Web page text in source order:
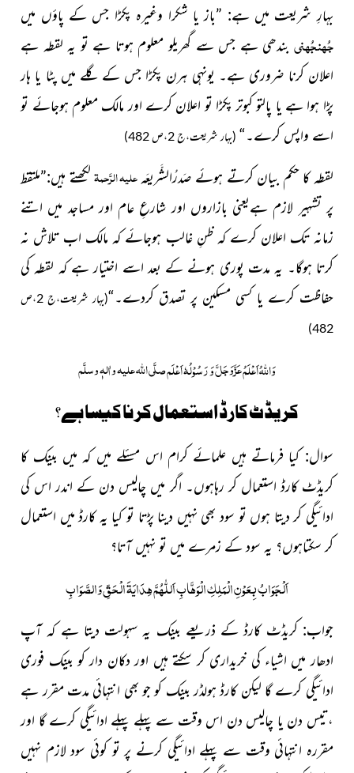
بہارِ شریعت میں ہے: ”باز یا شکرا وغیرہ پکڑا جس کے پاؤں میں
جُھنجُھنی بندھی ہے جس سے گھریلو معلوم ہوتا ہے تو یہ لقطہ ہے
اعلان کرنا ضروری ہے۔ یونہی ہرن پکڑا جس کے گلے میں پٹا یا ہار
پڑا ہوا ہے یا پالتو کبوتر پکڑا تو اعلان کرے اور مالک معلوم ہوجائے تو
اسے واپس کرے۔“ (بہار شریعت،ج 2،ص 482)
لقطہ کا حکم بیان کرتے ہوئے صَدرُالشَّریعَہعلیہ الرَّحمۃلکھتے ہیں:”ملتقط
پر تشہیر لازم ہےیعنی بازاروں اور شارعِ عام اور مساجد میں اتنے
زمانہ تک اعلان کرے کہ ظنِ غالب ہوجائے کہ مالک اب تلاش نہ
کرتا ہوگا۔ یہ مدت پوری ہونے کے بعد اسے اختیار ہے کہ لقطہ کی
حفاظت کرے یا کسی مسکین پر تصدق کردے۔“
(بہار شریعت،ج 2،ص
482)
وَاللہُ اَعْلَمُعَزَّوَجَلَّوَ رَسُوْلُہٗ اَعْلَمصلَّی اللہ علیہ واٰلہٖ وسلَّم
کریڈٹ کارڈ استعمال کرنا کیسا ہے؟
سوال: کیا فرماتے ہیں علمائے کرام اس مسئلے میں کہ میں بینک کا
کریڈٹ کارڈ استعمال کر رہاہوں۔ اگر میں چالیس دن کے اندر اس کی
ادائیگی کر دیتا ہوں تو سود بھی نہیں دینا پڑتا تو کیا یہ کارڈ میں استعمال
کر سکتاہوں؟ یہ سود کے زمرے میں تو نہیں آتا؟
اَلْجَوَابُ بِعَوْنِ الْمَلِکِ الْوَھَّابِ اَللّٰھُمَّ ھِدَایَۃَ الْحَقِّ وَالصَّوَابِ
جواب: کریڈٹ کارڈ کے ذریعے بینک یہ سہولت دیتا ہے کہ آپ
ادھار میں اشیاء کی خریداری کر سکتے ہیں اور دکان دار کو بینک فوری
ادائیگی کرے گا لیکن کارڈ ہولڈر بینک کو جو بھی انتہائی مدت مقرر ہے
،تیس دن یا چالیس دن اس وقت سے پہلے پہلے ادائیگی کرے گا اور
مقررہ انتہائی وقت سے پہلے ادائیگی کرنے پر تو کوئی سود لازم نہیں